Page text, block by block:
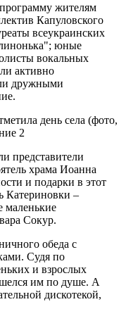
жителям
Капуловского
всеукраинских
юные
вокальных
активно
дружными
представители
храма Иоанна
и подарки в этот
Катериновки –
маленькие
Сокур.
обеда с
Судя по
и взрослых
им по душе. А
дискотекой,